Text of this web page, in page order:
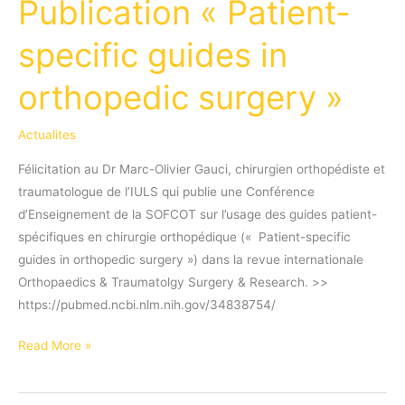
Publication « Patient-
specific guides in
orthopedic surgery »
Actualites
Félicitation au Dr Marc-Olivier Gauci, chirurgien orthopédiste et
traumatologue de l’IULS qui publie une Conférence
d’Enseignement de la SOFCOT sur l’usage des guides patient-
spécifiques en chirurgie orthopédique (« Patient-specific
guides in orthopedic surgery ») dans la revue internationale
Orthopaedics & Traumatolgy Surgery & Research. >>
https://pubmed.ncbi.nlm.nih.gov/34838754/
Publication
specific
Read More »